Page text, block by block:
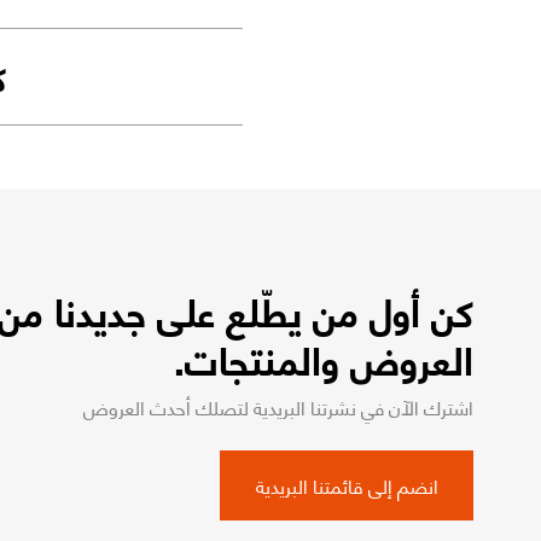
كن أول من يطّلع على جديدنا
العروض والمنتجات.
اشترك الآن في نشرتنا البريدية لتصلك أحدث العروض
انضم إلى قائمتنا البريدية